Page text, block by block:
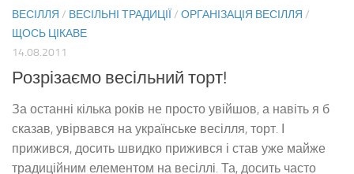
ВЕСІЛЛЯ / ВЕСІЛЬНІ ТРАДИЦІЇ / ОРГАНІЗАЦІЯ ВЕСІЛЛЯ /
ЩОСЬ ЦІКАВЕ
14.08.2011
Розрізаємо весільний торт!
За останні кілька років не просто увійшов, а навіть я б
сказав, увірвався на українське весілля, торт. І
прижився, досить швидко прижився і став уже майже
традиційним елементом на весіллі. Та, досить часто